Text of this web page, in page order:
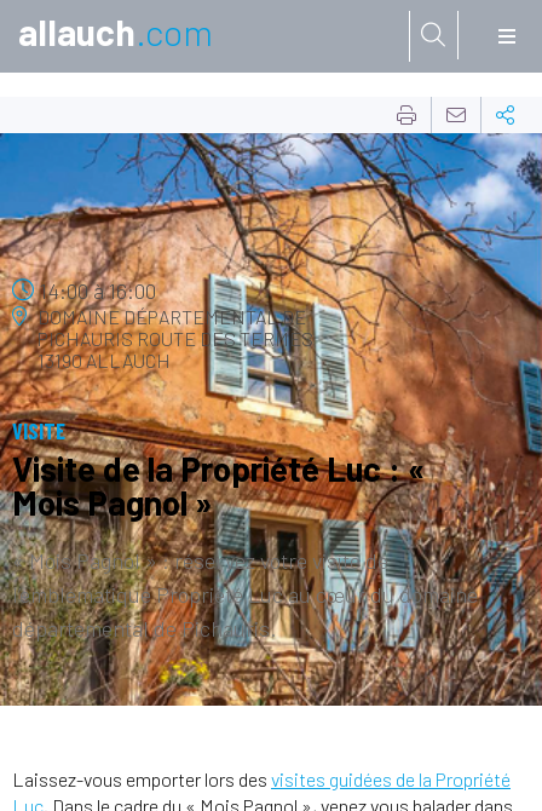
allauch.com
14
FÉVR.
14:00à16:00
DOMAINE DÉPARTEMENTAL DE
PICHAURISROUTE DES TERMES
13190 ALLAUCH
VISITE
Visite de la Propriété Luc : «
Mois Pagnol »
« Mois Pagnol » : réservez votre visite de
l’emblématique Propriété Luc au cœur du domaine
départemental de Pichauris.
Laissez-vous emporter lors des visites guidées de la Propriété
Luc. Dans le cadre du « Mois Pagnol », venez vous balader dans